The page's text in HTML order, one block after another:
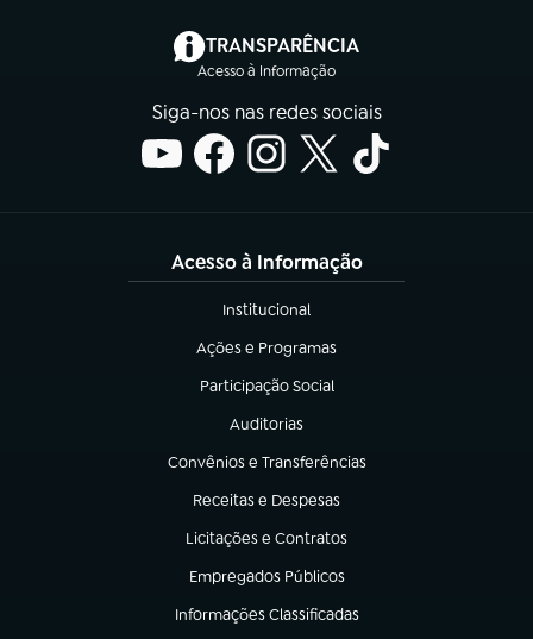
TRANSPARÊNCIA
Acesso à Informação
(abre em nova aba)
Siga-nos nas redes sociais
Acesso à Informação
Institucional
(abre em nova aba)
Ações e Programas
(abre em nova aba)
Participação Social
(abre em nova aba)
Auditorias
(abre em nova aba)
Convênios e Transferências
(abre em nova aba)
Receitas e Despesas
(abre em nova aba)
Licitações e Contratos
(abre em nova aba)
Empregados Públicos
(abre em nova aba)
Informações Classificadas
(abre em nova aba)